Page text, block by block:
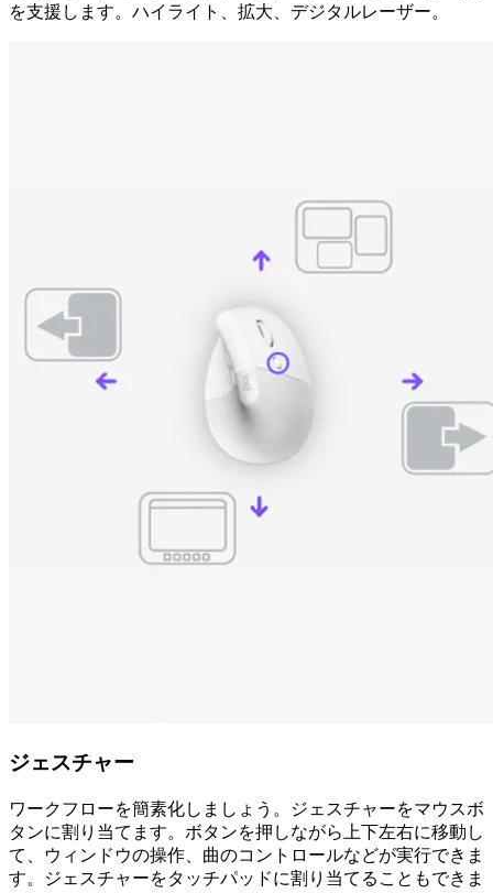
を支援します。ハイライト、拡大、デジタルレーザー。
ジェスチャー
ワークフローを簡素化しましょう。ジェスチャーをマウスボ
タンに割り当てます。ボタンを押しながら上下左右に移動し
て、ウィンドウの操作、曲のコントロールなどが実行できま
す。ジェスチャーをタッチパッドに割り当てることもできま